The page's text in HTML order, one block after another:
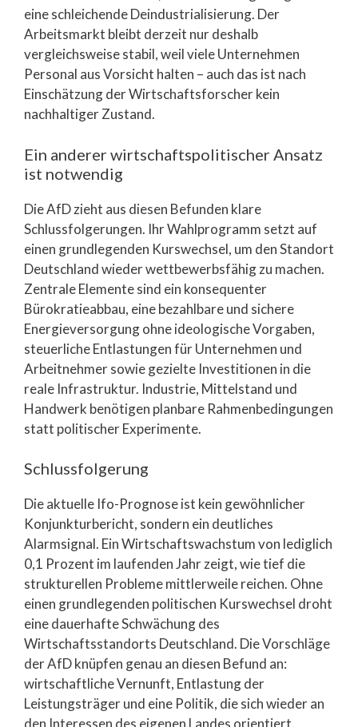
eine schleichende Deindustrialisierung. Der
Arbeitsmarkt bleibt derzeit nur deshalb
vergleichsweise stabil, weil viele Unternehmen
Personal aus Vorsicht halten – auch das ist nach
Einschätzung der Wirtschaftsforscher kein
nachhaltiger Zustand.
Ein anderer wirtschaftspolitischer Ansatz
ist notwendig
Die AfD zieht aus diesen Befunden klare
Schlussfolgerungen. Ihr Wahlprogramm setzt auf
einen grundlegenden Kurswechsel, um den Standort
Deutschland wieder wettbewerbsfähig zu machen.
Zentrale Elemente sind ein konsequenter
Bürokratieabbau, eine bezahlbare und sichere
Energieversorgung ohne ideologische Vorgaben,
steuerliche Entlastungen für Unternehmen und
Arbeitnehmer sowie gezielte Investitionen in die
reale Infrastruktur. Industrie, Mittelstand und
Handwerk benötigen planbare Rahmenbedingungen
statt politischer Experimente.
Schlussfolgerung
Die aktuelle Ifo-Prognose ist kein gewöhnlicher
Konjunkturbericht, sondern ein deutliches
Alarmsignal. Ein Wirtschaftswachstum von lediglich
0,1 Prozent im laufenden Jahr zeigt, wie tief die
strukturellen Probleme mittlerweile reichen. Ohne
einen grundlegenden politischen Kurswechsel droht
eine dauerhafte Schwächung des
Wirtschaftsstandorts Deutschland. Die Vorschläge
der AfD knüpfen genau an diesen Befund an:
wirtschaftliche Vernunft, Entlastung der
Leistungsträger und eine Politik, die sich wieder an
den Interessen des eigenen Landes orientiert.